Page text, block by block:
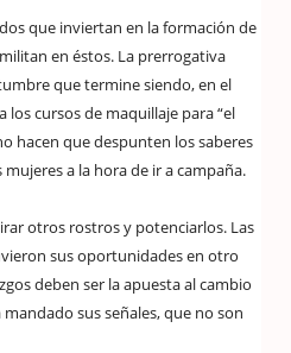
que inviertan en la formación de
en éstos. La prerrogativa
que termine siendo, en el
los cursos de maquillaje para “el
hacen que despunten los saberes
a la hora de ir a campaña.
otros rostros y potenciarlos. Las
sus oportunidades en otro
deben ser la apuesta al cambio
sus señales, que no son